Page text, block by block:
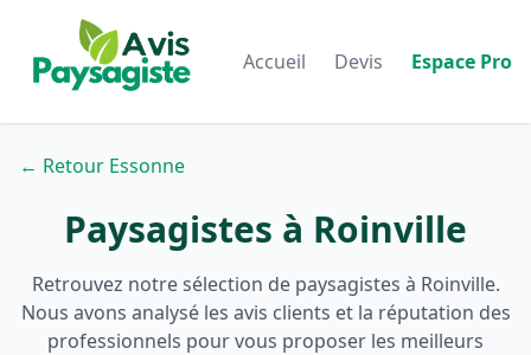
Accueil Devis Espace Pro
← Retour Essonne
Paysagistes à Roinville
Retrouvez notre sélection de paysagistes à Roinville.
Nous avons analysé les avis clients et la réputation des
professionnels pour vous proposer les meilleurs